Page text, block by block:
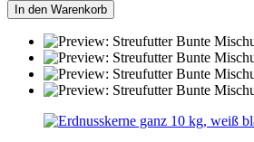
In den Warenkorb